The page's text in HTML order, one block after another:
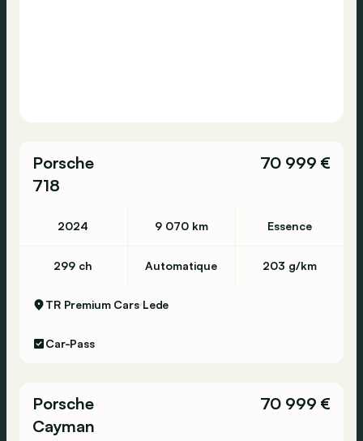
Porsche
718
70 999 €
2024 9 070 km Essence
299 ch Automatique 203 g/km
TR Premium Cars Lede
Car-Pass
Porsche
Cayman
70 999 €